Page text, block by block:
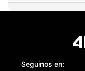
Seguinos en: